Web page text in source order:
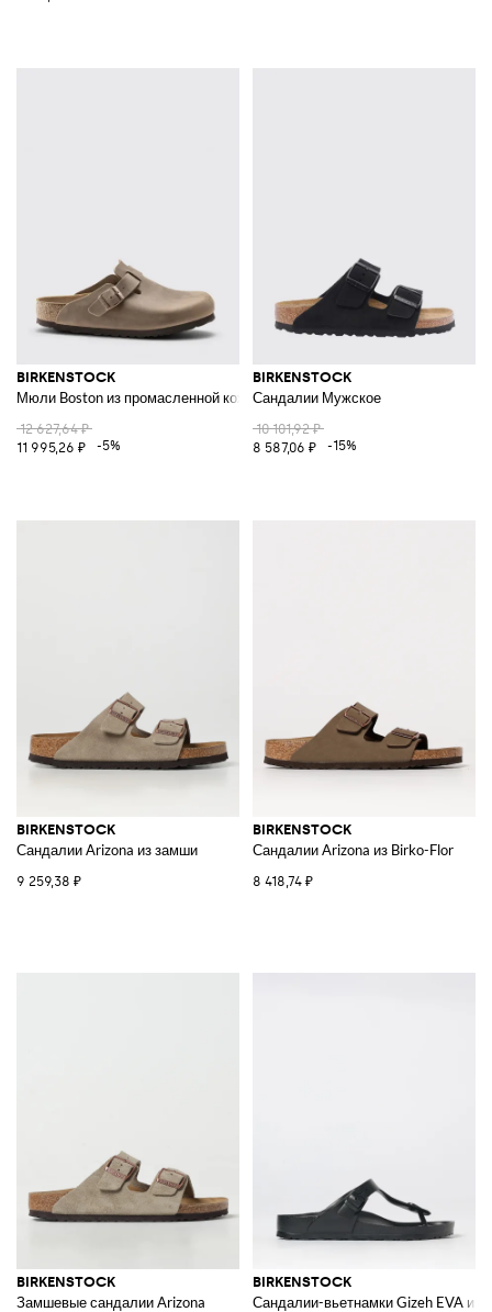
BIRKENSTOCK
Мюли Boston из промасленной кожи
12 627,64 ₽
11 995,26 ₽
-5%
BIRKENSTOCK
Сандалии Мужское
10 101,92 ₽
8 587,06 ₽
-15%
BIRKENSTOCK
Сандалии Arizona из замши
9 259,38 ₽
BIRKENSTOCK
Сандалии Arizona из Birko-Flor
8 418,74 ₽
BIRKENSTOCK
Замшевые сандалии Arizona
BIRKENSTOCK
Сандалии-вьетнамки Gizeh EVA